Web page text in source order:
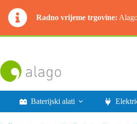
Radno vrijeme trgovine:
Preskoči
Baterijski alati